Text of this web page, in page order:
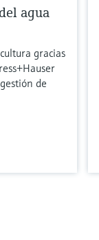
agua
gracias
de